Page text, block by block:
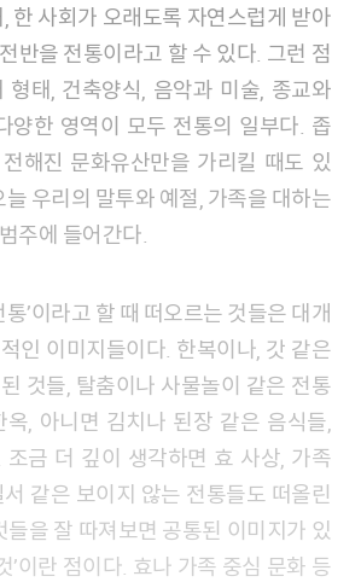
한 사회가 오래도록 자연스럽게 받아
반을 전통이라고 할 수 있다. 그런 점
형태, 건축양식, 음악과 미술, 종교와
양한 영역이 모두 전통의 일부다. 좁
해진 문화유산만을 가리킬 때도 있
늘 우리의 말투와 예절, 가족을 대하는
주에 들어간다.
인 이미지들이다. 한복이나, 갓 같은
것들, 탈춤이나 사물놀이 같은 전통
옥, 아니면 김치나 된장 같은 음식들,
조금 더 깊이 생각하면 효 사상, 가족
같은 보이지 않는 전통들도 떠올린
들을 잘 따져보면 공통된 이미지가 있
’이란 점이다. 효나 가족 중심 문화 등